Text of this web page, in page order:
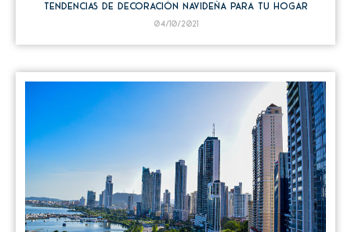
Tendencias de decoración navideña para tu hogar
04/10/2021